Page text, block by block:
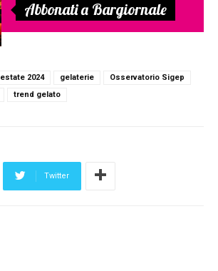
Abbonati a Bargiornale
estate 2024 gelaterie
Osservatorio Sigep
trend gelato
Twitter